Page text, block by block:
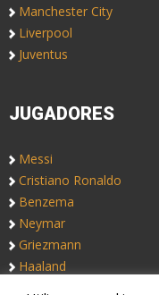
Manchester City
Liverpool
Juventus
JUGADORES
Messi
Cristiano Ronaldo
Benzema
Neymar
Griezmann
Haaland